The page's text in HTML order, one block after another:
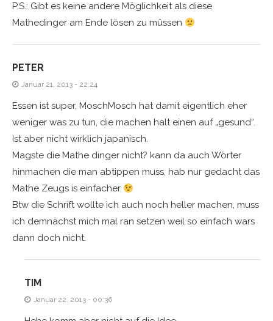
P.S.: Gibt es keine andere Möglichkeit als diese
Mathedinger am Ende lösen zu müssen
PETER
Januar 21, 2013 - 22:24
Essen ist super, MoschMosch hat damit eigentlich eher
weniger was zu tun, die machen halt einen auf „gesund“.
Ist aber nicht wirklich japanisch.
Magste die Mathe dinger nicht? kann da auch Wörter
hinmachen die man abtippen muss, hab nur gedacht das
Mathe Zeugs is einfacher
Btw die Schrift wollte ich auch noch heller machen, muss
ich demnächst mich mal ran setzen weil so einfach wars
dann doch nicht.
TIM
Januar 22, 2013 - 00:36